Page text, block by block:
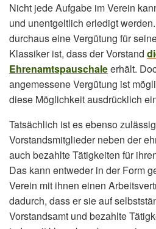
Nicht jede Aufgabe im Verein
und unentgeltlich erledigt
durchaus eine Vergütung für
Klassiker ist, dass der Vorstand
Ehrenamtspauschaleerhält.
angemessene Vergütung ist
diese Möglichkeit ausdrücklich
Tatsächlich ist es ebenso
Vorstandsmitglieder neben der
auch bezahlte Tätigkeiten für
Das kann entweder in der Form
Verein mit ihnen einen
dadurch, dass er sie auf
Vorstandsamt und bezahlte